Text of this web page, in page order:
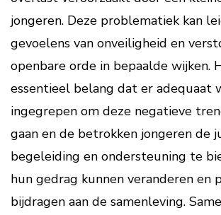
jongeren. Deze problematiek kan
gevoelens van onveiligheid en
openbare orde in bepaalde wijken.
essentieel belang dat er adequaat
ingegrepen om deze negatieve
gaan en de betrokken jongeren de
begeleiding en ondersteuning te
hun gedrag kunnen veranderen en
bijdragen aan de samenleving.